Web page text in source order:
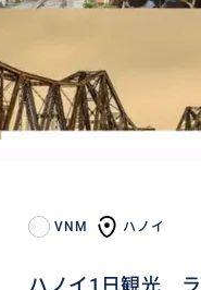
VNM ハノイ
ハノイ1日観光 ラ